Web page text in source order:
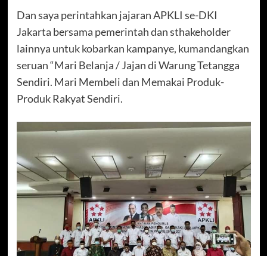
Dan saya perintahkan jajaran APKLI se-DKI
Jakarta bersama pemerintah dan sthakeholder
lainnya untuk kobarkan kampanye, kumandangkan
seruan “Mari Belanja / Jajan di Warung Tetangga
Sendiri. Mari Membeli dan Memakai Produk-
Produk Rakyat Sendiri.